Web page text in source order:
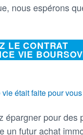
nous espérons
LE CONTRAT
VIE
était faite pour
épargner pour des
un futur achat